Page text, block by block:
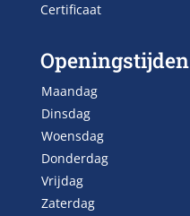
Certificaat
Openingstijden
Maandag
Dinsdag
Woensdag
Donderdag
Vrijdag
Zaterdag